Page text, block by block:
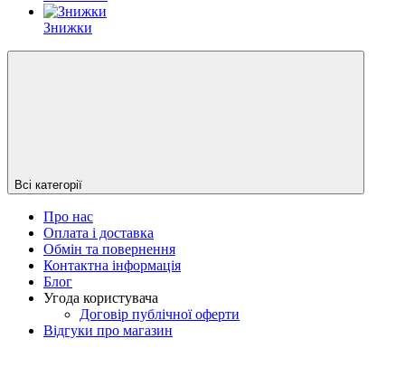
Знижки
Всі категорії
Про нас
Оплата і доставка
Обмін та повернення
Контактна інформація
Блог
Угода користувача
Договір публічної оферти
Відгуки про магазин